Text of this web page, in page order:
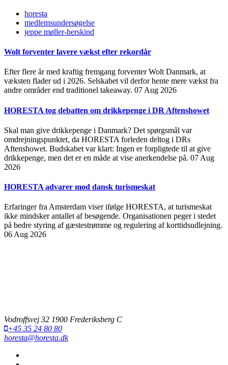
horesta
medlemsundersøgelse
jeppe møller-herskind
Wolt forventer lavere vækst efter rekordår
Efter flere år med kraftig fremgang forventer Wolt Danmark, at
væksten flader ud i 2026. Selskabet vil derfor hente mere vækst fra
andre områder end traditionel takeaway. 07 Aug 2026
HORESTA tog debatten om drikkepenge i DR Aftenshowet
Skal man give drikkepenge i Danmark? Det spørgsmål var
omdrejningspunktet, da HORESTA forleden deltog i DRs
Aftenshowet. Budskabet var klart: Ingen er forpligtede til at give
drikkepenge, men det er en måde at vise anerkendelse på. 07 Aug
2026
HORESTA advarer mod dansk turismeskat
Erfaringer fra Amsterdam viser ifølge HORESTA, at turismeskat
ikke mindsker antallet af besøgende. Organisationen peger i stedet
på bedre styring af gæstestrømme og regulering af korttidsudlejning.
06 Aug 2026
Vodroffsvej 32 1900 Frederiksberg C
+45 35 24 80 80
horesta@horesta.dk